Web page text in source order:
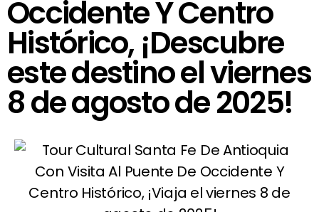
Occidente Y Centro
Histórico, ¡Descubre
este destino el viernes
8 de agosto de 2025!